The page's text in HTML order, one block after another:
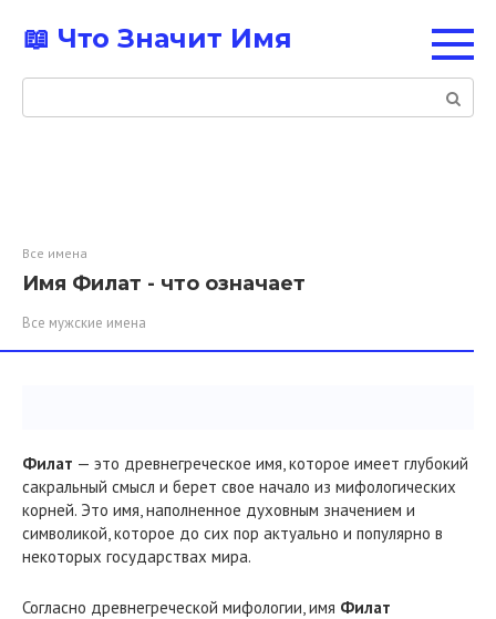
контенту
📖 Что Значит Имя
Поиск:
Все имена
Имя Филат - что означает
Все мужские имена
Филат — это древнегреческое имя, которое имеет глубокий
сакральный смысл и берет свое начало из мифологических
корней. Это имя, наполненное духовным значением и
символикой, которое до сих пор актуально и популярно в
некоторых государствах мира.
Согласно древнегреческой мифологии, имя Филат